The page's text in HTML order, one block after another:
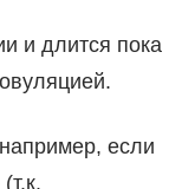
и длится пока
если